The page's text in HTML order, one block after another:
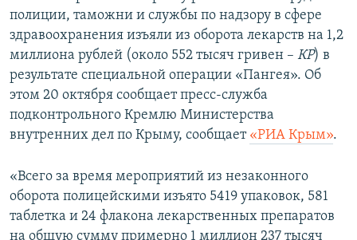
поискуИНФОГРАФИКА
ТЕЛЕПРОЕКТ КРЫМ.РЕАЛИИ
СОВЕТЫ ПРАВОЗАЩИТНИКОВ
ПРОПАВШИЕ БЕЗ ВЕСТИ
ПОБЕДИТЕЛЕЙ НЕ СУДЯТ?
ELIFBE
УКРАИНСКАЯ ПРОБЛЕМА КРЫМА
КАК ОБОЙТИ БЛОКИРОВКУ
Українською
Qırımtatar
ПРИСОЕДИНЯЙТЕСЬ!
полиции, таможни и службы по надзору в сфере
здравоохранения изъяли из оборота лекарств на 1,2
миллиона рублей (около 552 тысяч гривен – КР) в
результате специальной операции «Пангея». Об
этом 20 октября сообщает пресс-служба
подконтрольного Кремлю Министерства
внутренних дел по Крыму, сообщает «РИА Крым».
«Всего за время мероприятий из незаконного
оборота полицейскими изъято 5419 упаковок, 581
таблетка и 24 флакона лекарственных препаратов
на общую сумму примерно 1 миллион 237 тысяч